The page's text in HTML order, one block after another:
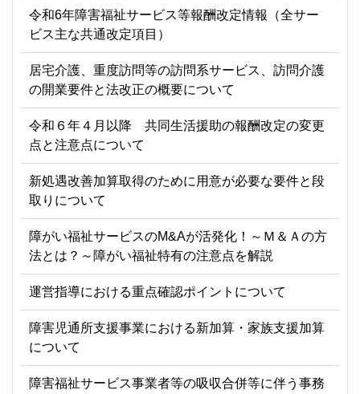
令和6年障害福祉サービス等報酬改定情報（全サー
ビス主な共通改定項目）
居宅介護、重度訪問等の訪問系サービス、訪問介護
の開業要件と法改正の概要について
令和６年４月以降 共同生活援助の報酬改定の変更
点と注意点について
新処遇改善加算取得のために用意が必要な要件と段
取りについて
障がい福祉サービスのM&Aが活発化！～Ｍ＆Ａの方
法とは？～障がい福祉特有の注意点を解説
運営指導における重点確認ポイントについて
障害児通所支援事業における新加算・家族支援加算
について
障害福祉サービス事業者等の吸収合併等に伴う事務